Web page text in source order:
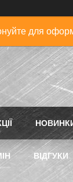
для
ВІДГУКИ